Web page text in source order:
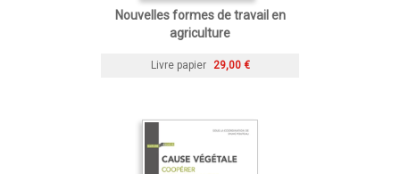
Nouvelles formes de travail en
agriculture
Livre papier 29,00 €